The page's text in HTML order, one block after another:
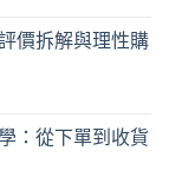
價拆解與理性購
：從下單到收貨